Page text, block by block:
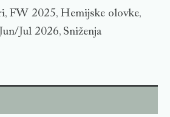
, FW 2025, Hemijske olovke,
Jul 2026, Sniženja